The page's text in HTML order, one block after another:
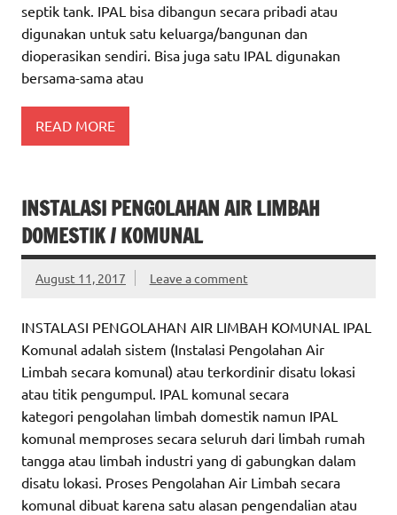
septik tank. IPAL bisa dibangun secara pribadi atau
digunakan untuk satu keluarga/bangunan dan
dioperasikan sendiri. Bisa juga satu IPAL digunakan
bersama-sama atau
READ MORE
INSTALASI PENGOLAHAN AIR LIMBAH
DOMESTIK / KOMUNAL
August 11, 2017 Leave a comment
INSTALASI PENGOLAHAN AIR LIMBAH KOMUNAL IPAL
Komunal adalah sistem (Instalasi Pengolahan Air
Limbah secara komunal) atau terkordinir disatu lokasi
atau titik pengumpul. IPAL komunal secara
kategori pengolahan limbah domestik namun IPAL
komunal memproses secara seluruh dari limbah rumah
tangga atau limbah industri yang di gabungkan dalam
disatu lokasi. Proses Pengolahan Air Limbah secara
komunal dibuat karena satu alasan pengendalian atau